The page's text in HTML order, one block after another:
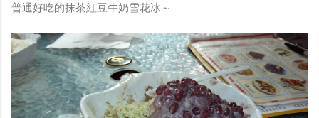
普通好吃的抹茶紅豆牛奶雪花冰～